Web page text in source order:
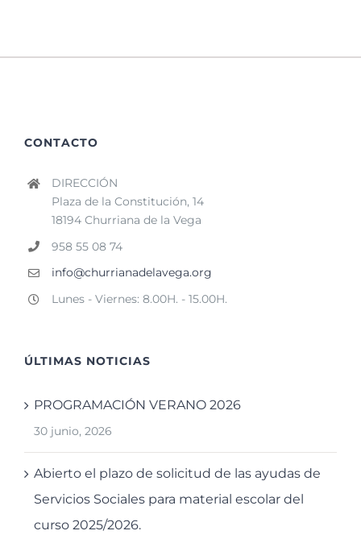
CONTACTO
DIRECCIÓN
Plaza de la Constitución, 14
18194 Churriana de la Vega
958 55 08 74
info@churrianadelavega.org
Lunes - Viernes: 8.00H. - 15.00H.
ÚLTIMAS NOTICIAS
PROGRAMACIÓN VERANO 2026
30 junio, 2026
Abierto el plazo de solicitud de las ayudas de
Servicios Sociales para material escolar del
curso 2025/2026.